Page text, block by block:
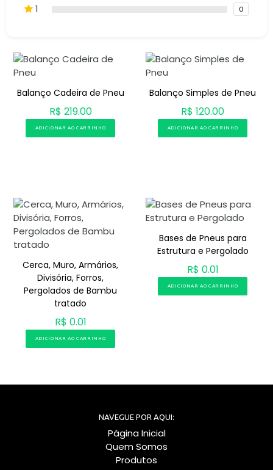
1 0
Balanço Cadeira de Pneu
R$ 219.00
ADICIONAR AO CARRINHO
Balanço Simples de Pneu
R$ 120.00
ADICIONAR AO CARRINHO
Cerca, Muro, Armários,
Divisória, Forros,
Pergolados de Bambu
tratado
R$ 0.01
ADICIONAR AO CARRINHO
Bases de Pneus para
Estrutura e Pergolado
R$ 0.01
ADICIONAR AO CARRINHO
NAVEGUE POR AQUI:
Página Inicial
Quem Somos
Produtos